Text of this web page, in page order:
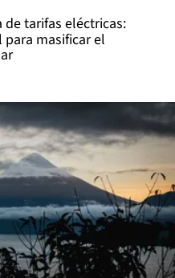
de tarifas eléctricas:
masificar el